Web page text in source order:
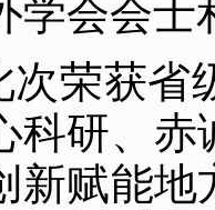
学会会士
次荣获省
科研、赤
新赋能地